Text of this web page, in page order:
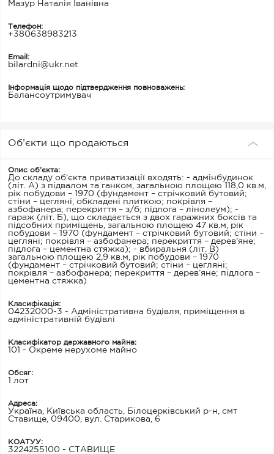
Мазур Наталія Іванівна
Телефон:
+380638983213
Email:
bilardni@ukr.net
Інформація щодо підтвердження повноважень:
Балансоутримувач
Об’єкти що продаються
Опис об’єкта:
До складу об’єкта приватизації входять: - адмінбудинок
(літ. А) з підвалом та ганком, загальною площею 118,0 кв.м,
рік побудови – 1970 (фундамент – стрічковий бутовий;
стіни – цегляні, обкладені плиткою; покрівля –
азбофанера; перекриття – з/б; підлога – лінолеум); -
гараж (літ. Б), що складається з двох гаражних боксів та
підсобних приміщень, загальною площею 47 кв.м, рік
побудови – 1970 (фундамент – стрічковий бутовий; стіни –
цегляні; покрівля – азбофанера; перекриття – дерев’яне;
підлога – цементна стяжка); - вбиральня (літ. В)
загальною площею 2,9 кв.м, рік побудови – 1970
(фундамент – стрічковий бутовий; стіни – цегляні;
покрівля – азбофанера; перекриття – дерев’яне; підлога –
цементна стяжка)
Класифікація:
04232000-3 - Адміністративна будівля, приміщення в
адміністративній будівлі
Класифікатор державного майна:
101 - Окреме нерухоме майно
Обсяг:
1 лот
Адреса:
Україна, Київська область, Білоцерківський р-н, смт
Ставище, 09400, вул. Старикова, 6
КОАТУУ:
3224255100 - СТАВИЩЕ